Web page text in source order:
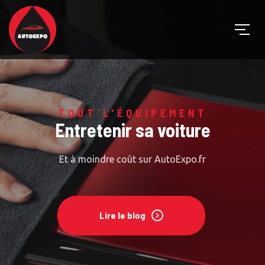
TOUT L'ÉQUIPEMENT
Entretenir sa voiture
Et à moindre coût sur AutoExpo.fr
Lire le blog